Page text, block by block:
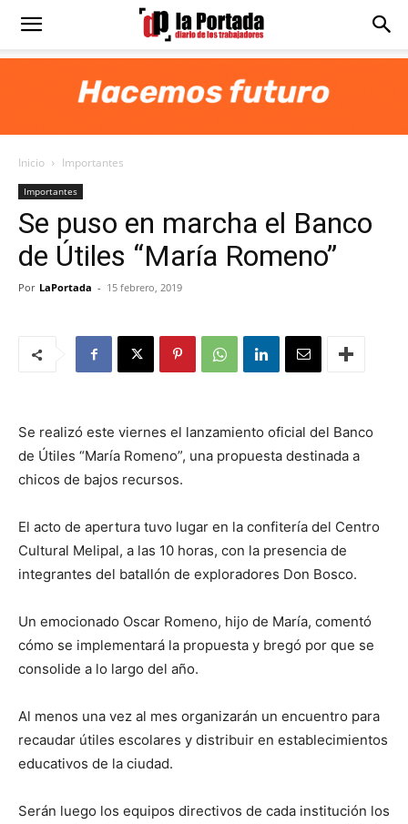
Diario
Portada
Inicio Importantes
Importantes
Se puso en marcha el Banco
de Útiles “María Romeno”
Por LaPortada - 15 febrero, 2019
Se realizó este viernes el lanzamiento oficial del Banco
de Útiles “María Romeno”, una propuesta destinada a
chicos de bajos recursos.
El acto de apertura tuvo lugar en la confitería del Centro
Cultural Melipal, a las 10 horas, con la presencia de
integrantes del batallón de exploradores Don Bosco.
Un emocionado Oscar Romeno, hijo de María, comentó
cómo se implementará la propuesta y bregó por que se
consolide a lo largo del año.
Al menos una vez al mes organizarán un encuentro para
recaudar útiles escolares y distribuir en establecimientos
educativos de la ciudad.
Serán luego los equipos directivos de cada institución los